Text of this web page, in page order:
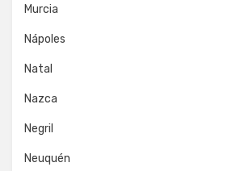
Murcia
Nápoles
Natal
Nazca
Negril
Neuquén